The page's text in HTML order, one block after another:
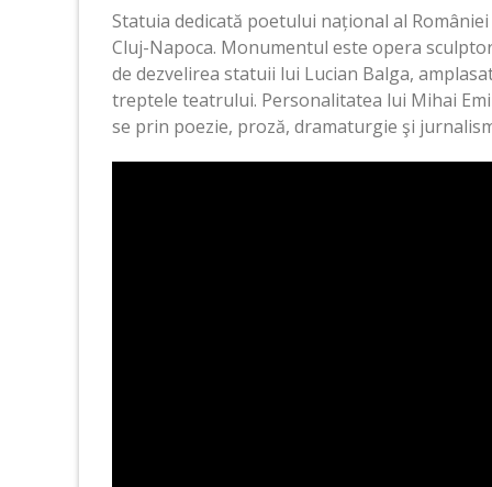
Statuia dedicată poetului național al
Cluj-Napoca. Monumentul este opera
de dezvelirea statuii lui Lucian Balga,
treptele teatrului. Personalitatea lui Mihai
se prin poezie, proză, dramaturgie şi